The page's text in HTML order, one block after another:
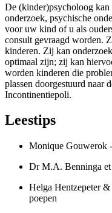
De (kinder)psycholoog kan
onderzoek, psychische
voor uw kind of u als
consult gevraagd worden.
kinderen. Zij kan
optimaal zijn; zij kan
worden kinderen die
plassen doorgestuurd naar
Incontinentiepoli.
Leestips
Monique Gouwerok
Dr M.A. Benninga et
Helga Hentzepeter
poepen